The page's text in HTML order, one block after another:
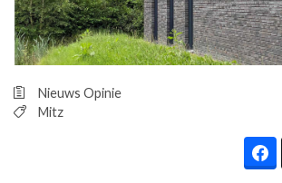
PRAKTIJKZAKEN
TARIEVEN
MEDISCHE VAKHANDEL
Nieuws Opinie
Mitz